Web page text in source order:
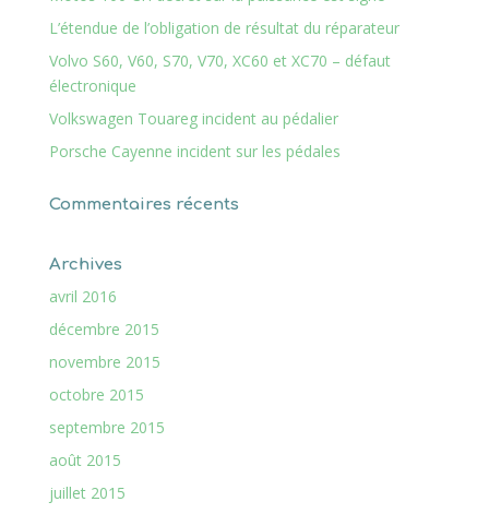
L’étendue de l’obligation de résultat du réparateur
Volvo S60, V60, S70, V70, XC60 et XC70 – défaut
électronique
Volkswagen Touareg incident au pédalier
Porsche Cayenne incident sur les pédales
Commentaires récents
Archives
avril 2016
décembre 2015
novembre 2015
octobre 2015
septembre 2015
août 2015
juillet 2015